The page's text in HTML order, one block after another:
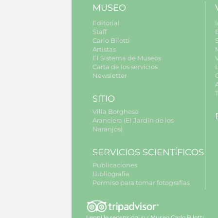
MUSEO
Editorial
Staff
Carlo Bilotti
Artistas
El Sistema de Museos
Carta de los servicios
Newsletter
SITIO
Villa Borghese
Aranciera (El Jardín de los
Naranjos)
SERVICIOS SCIENTÍFICOS
Publicaciones
Bibliografía
Permiso para tomar fotografías